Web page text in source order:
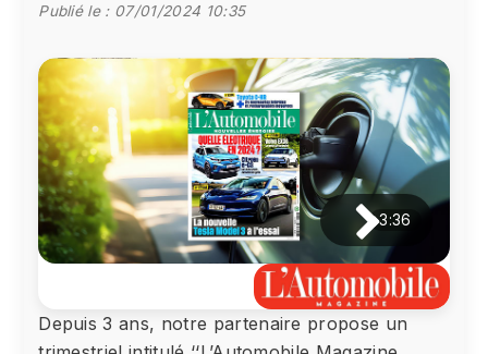
Publié le : 07/01/2024 10:35
3:36
Depuis 3 ans, notre partenaire propose un